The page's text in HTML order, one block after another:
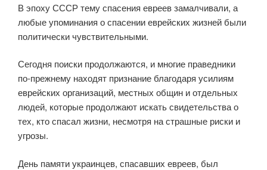
В эпоху СССР тему спасения евреев замалчивали, а
любые упоминания о спасении еврейских жизней были
политически чувствительными.
Сегодня поиски продолжаются, и многие праведники
по-прежнему находят признание благодаря усилиям
еврейских организаций, местных общин и отдельных
людей, которые продолжают искать свидетельства о
тех, кто спасал жизни, несмотря на страшные риски и
угрозы.
День памяти украинцев, спасавших евреев, был